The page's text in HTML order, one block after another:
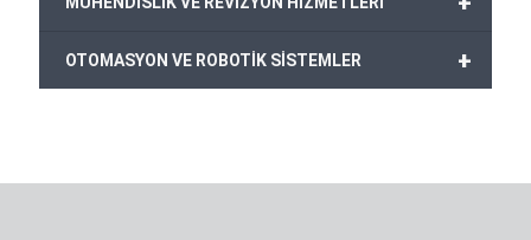
+
OTOMASYON VE ROBOTİK SİSTEMLER